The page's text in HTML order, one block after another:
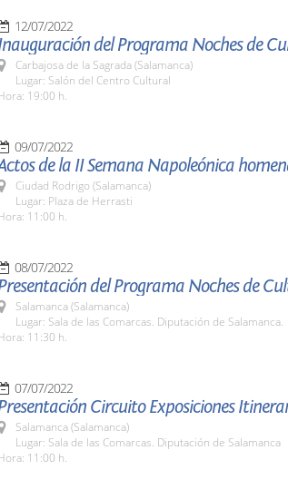
12/07/2022
del Programa Noches de
Carbajosa de la Sagrada (Salamanca)
Lugar: Salón del Centro Cultural
19:00 h.
09/07/2022
de la II Semana Napoleónica
Ciudad Rodrigo (Salamanca)
Lugar: Plaza de Herrasti
11:00 h.
08/07/2022
del Programa Noches de
Salamanca (Salamanca)
Lugar: Sala de las Comarcas. Diputación de Salamanca.
11:30 h.
07/07/2022
Circuito Exposiciones
Salamanca (Salamanca)
Lugar: Sala de las Comarcas. Diputación de Salamanca
11:00 h.